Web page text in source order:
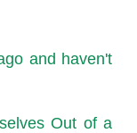
and haven't
Out of a